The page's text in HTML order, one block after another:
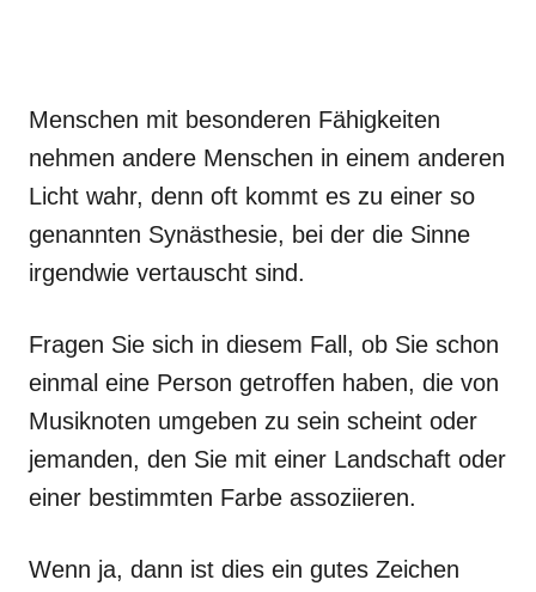
Menschen mit besonderen Fähigkeiten
nehmen andere Menschen in einem anderen
Licht wahr, denn oft kommt es zu einer so
genannten Synästhesie, bei der die Sinne
irgendwie vertauscht sind.
Fragen Sie sich in diesem Fall, ob Sie schon
einmal eine Person getroffen haben, die von
Musiknoten umgeben zu sein scheint oder
jemanden, den Sie mit einer Landschaft oder
einer bestimmten Farbe assoziieren.
Wenn ja, dann ist dies ein gutes Zeichen